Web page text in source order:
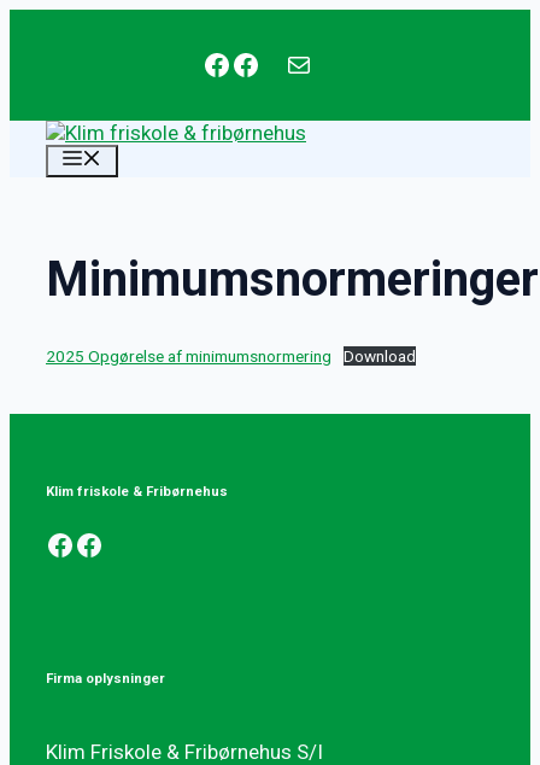
Facebook
Facebookmail@klim-friskole.dk
Minimumsnormeringer
2025 Opgørelse af minimumsnormering Download
Klim friskole & Fribørnehus
Facebook
Facebook
Firma oplysninger
Klim Friskole & Fribørnehus S/I